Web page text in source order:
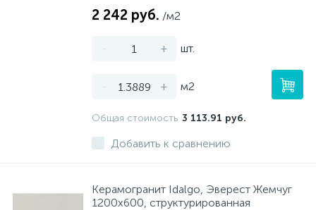
2 242 руб. /м2
- + шт.
- + м2
Общая стоимость 3 113.91 руб.
Добавить к сравнению
Керамогранит Idalgo, Эверест Жемчуг
1200х600, структурированная